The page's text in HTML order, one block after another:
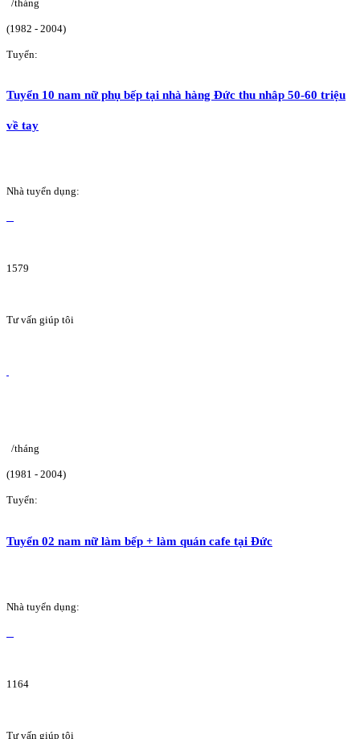
/tháng
(1982 - 2004)
Tuyển:
Tuyển 10 nam nữ phụ bếp tại nhà hàng Đức thu nhâp 50-60 triệu
về tay
Nhà tuyển dụng:
1579
Tư vấn giúp tôi
/tháng
(1981 - 2004)
Tuyển:
Tuyển 02 nam nữ làm bếp + làm quán cafe tại Đức
Nhà tuyển dụng:
1164
Tư vấn giúp tôi